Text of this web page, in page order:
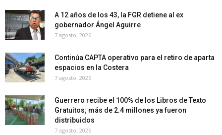
A 12 años de los 43, la FGR detiene al ex
gobernador Ángel Aguirre
7 agosto, 2026
Continúa CAPTA operativo para el retiro de aparta
espacios en la Costera
7 agosto, 2026
Guerrero recibe el 100% de los Libros de Texto
Gratuitos; más de 2.4 millones ya fueron
distribuidos
7 agosto, 2026